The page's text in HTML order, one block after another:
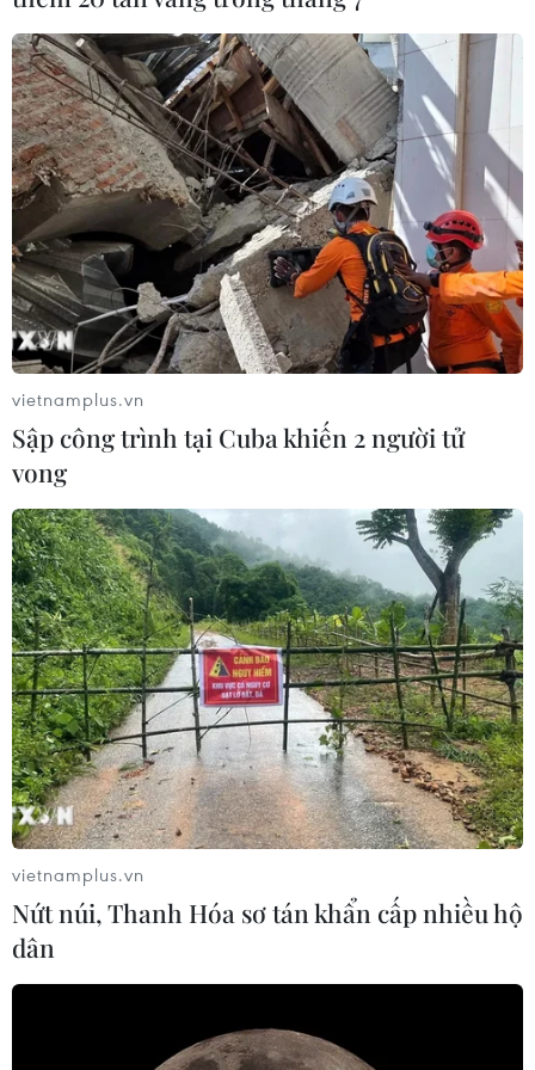
Hội thảo "Sáng mãi các giá trị quốc tế của
Chiến thắng Điện Biên Phủ” tại Italy
10/05/2024 06:46
Hội thảo Chiến thắng Điện Biên Phủ ở Italy làm sáng
tỏ những bài học, ý nghĩa, giá trị của Chiến thắng lịch
sử Điện Biên Phủ, tôn vinh giá trị bất biến của nhân loại
vietnamplus.vn
Sập công trình tại Cuba khiến 2 người tử
vong
vietnamplus.vn
Nứt núi, Thanh Hóa sơ tán khẩn cấp nhiều hộ
dân